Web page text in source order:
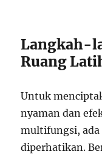
Langkah-
Ruang
Untuk
nyaman dan
multifungsi, ada
diperhatikan.